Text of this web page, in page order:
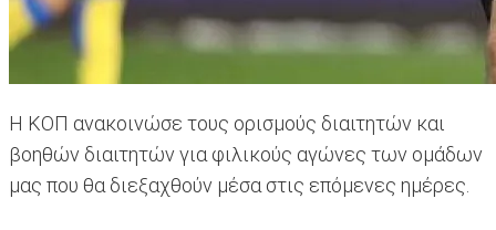
Η ΚΟΠ ανακοινώσε τους ορισμούς διαιτητών και
βοηθών διαιτητών για φιλικούς αγώνες των ομάδων
μας που θα διεξαχθούν μέσα στις επόμενες ημέρες.